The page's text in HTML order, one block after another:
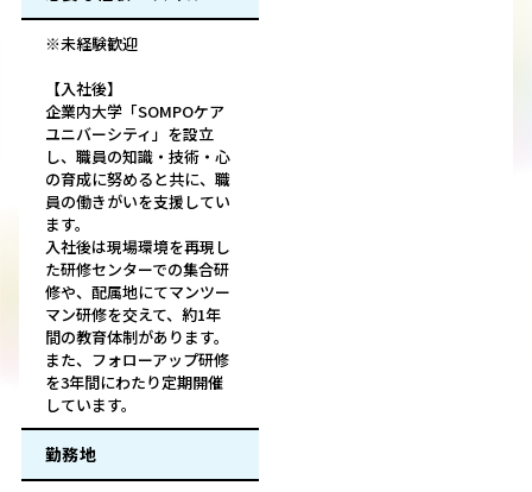
※未経験歓迎
【入社後】
企業内大学「SOMPOケア
ユニバーシティ」を設立
し、職員の知識・技術・心
の育成に努めると共に、職
員の働きがいを支援してい
ます。
入社後は現場環境を再現し
た研修センターでの集合研
修や、配属地にてマンツー
マン研修を交えて、約1年
間の教育体制があります。
また、フォローアップ研修
を3年間にわたり定期開催
しています。
勤務地